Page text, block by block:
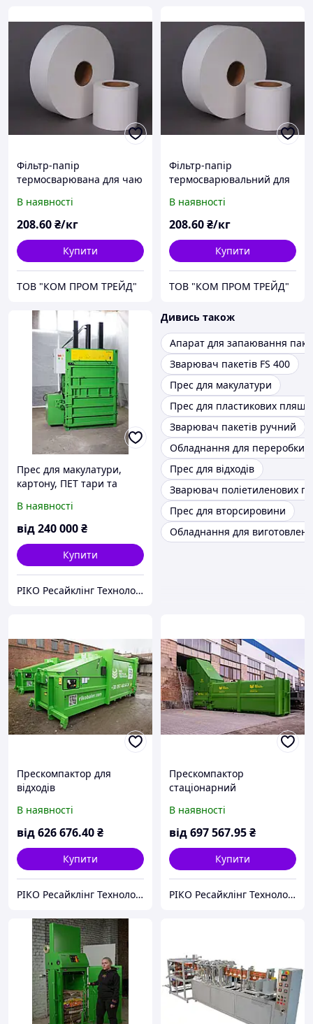
Фільтр-папір
термосварювана для чаю
16,5 г/м2
В наявності
208.60₴/кг
Купити
ТОВ "КОМ ПРОМ ТРЕЙД"
Фільтр-папір
термосварювальний для
щільність 16,5 г/м2
В наявності
208.60₴/кг
Купити
ТОВ "КОМ ПРОМ ТРЕЙД"
Прес для макулатури,
картону, ПЕТ тари та
В наявності
від240 000₴
Купити
РІКО Ресайклінг Технолоджі
Дивись також
Апарат для запаювання
Зварювач пакетів FS 400
Прес для макулатури
Прес для пластикових
Зварювач пакетів ручний
Обладнання для переробки
Прес для відходів
Зварювач поліетиленових
Прес для вторсировини
Обладнання для
Прескомпактор для
відходів
В наявності
від626 676.40₴
Купити
РІКО Ресайклінг Технолоджі
Прескомпактор
стаціонарний
В наявності
від697 567.95₴
Купити
РІКО Ресайклінг Технолоджі